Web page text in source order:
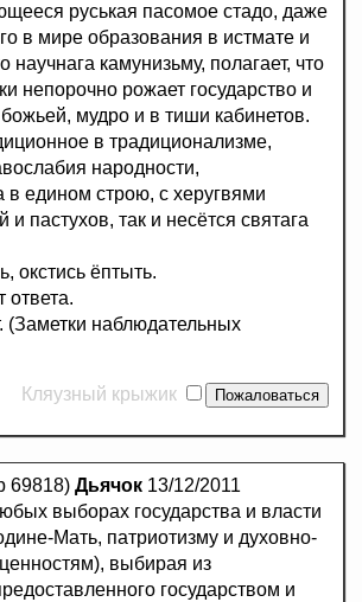
руськая пасомое стадо, даже
в мире образования в истмате и
научнага камунизьму, полагает, что
непорочно рожает государство и
мудро и в тиши кабинетов.
в традиционализме,
народности,
в едином строю, с херугвями
и пастухов, так и несётся святага
окстись ёптыть.
ответа.
(Заметки наблюдательных
Кляузный крыжик
69818) Дьячок 13/12/2011
выборах государства и власти
Мать, патриотизму и духовно-
выбирая из
государством и